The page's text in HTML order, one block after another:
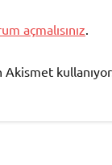
açmalısınız.